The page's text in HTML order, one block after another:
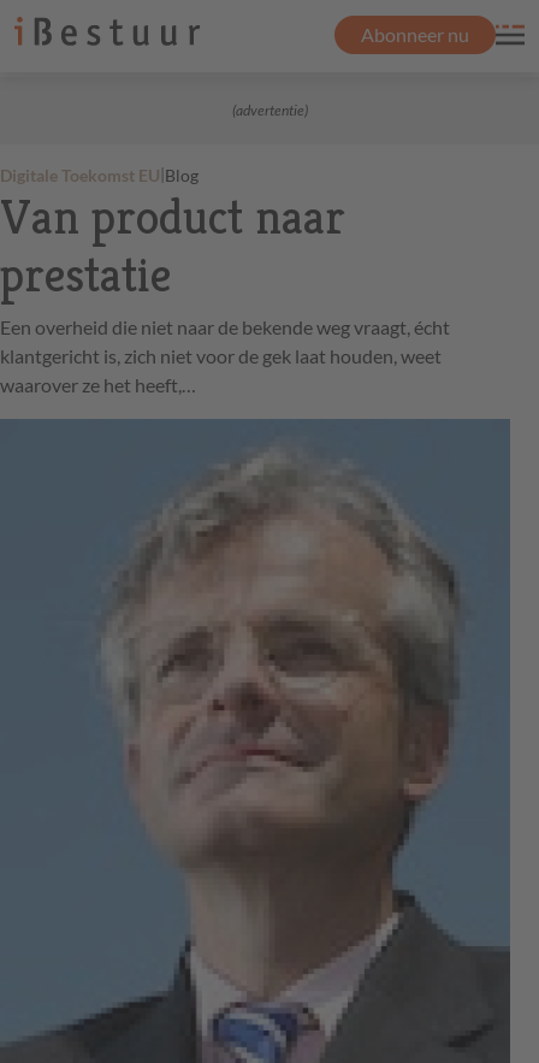
Abonneer nu
(advertentie)
Digitale Toekomst EU|Blog
Van product naar
prestatie
Een overheid die niet naar de bekende weg vraagt, écht
klantgericht is, zich niet voor de gek laat houden, weet
waarover ze het heeft,…